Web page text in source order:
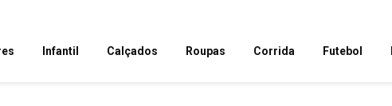
Infantil Calçados Roupas Corrida Futebol